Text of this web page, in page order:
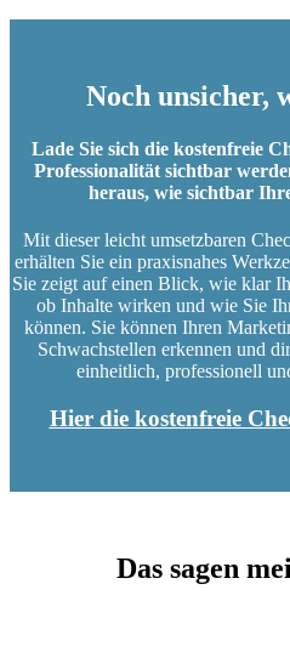
Noch unsicher,
Lade Sie sich die kostenfreie
Professionalität sichtbar
heraus, wie sichtbar
Mit dieser leicht umsetzbaren
erhälten Sie ein praxisnahes
Sie zeigt auf einen Blick, wie klar
ob Inhalte wirken und wie Sie
können. Sie können Ihren
Schwachstellen erkennen und
einheitlich, professionell
Hier die kostenfreie
Das sagen